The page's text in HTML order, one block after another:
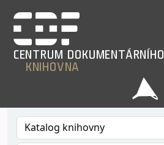
CENTRUMDOKUMENTÁRNÍHO
KNIHOVNA